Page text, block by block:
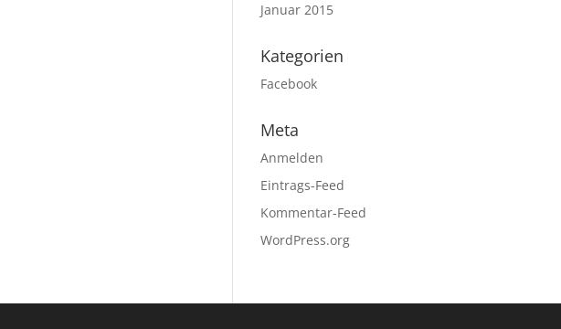
Januar 2015
Kategorien
Facebook
Meta
Anmelden
Eintrags-Feed
Kommentar-Feed
WordPress.org